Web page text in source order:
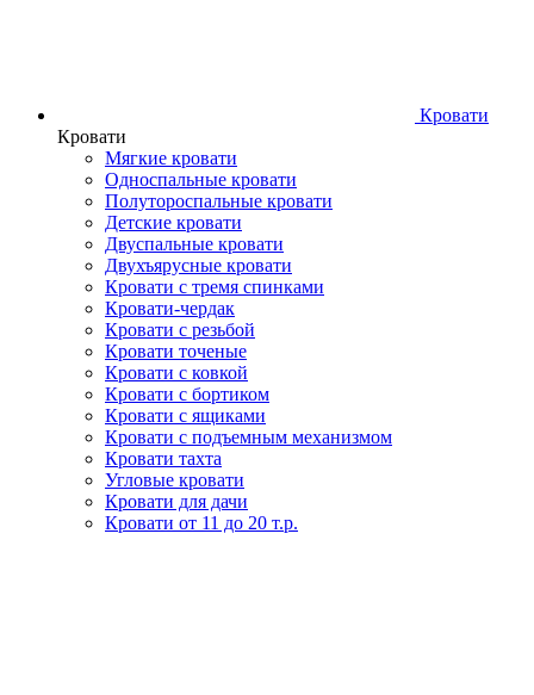
Кровати
Кровати
Мягкие кровати
Односпальные кровати
Полутороспальные кровати
Детские кровати
Двуспальные кровати
Двухъярусные кровати
Кровати с тремя спинками
Кровати-чердак
Кровати с резьбой
Кровати точеные
Кровати с ковкой
Кровати с бортиком
Кровати с ящиками
Кровати с подъемным механизмом
Кровати тахта
Угловые кровати
Кровати для дачи
Кровати от 11 до 20 т.р.